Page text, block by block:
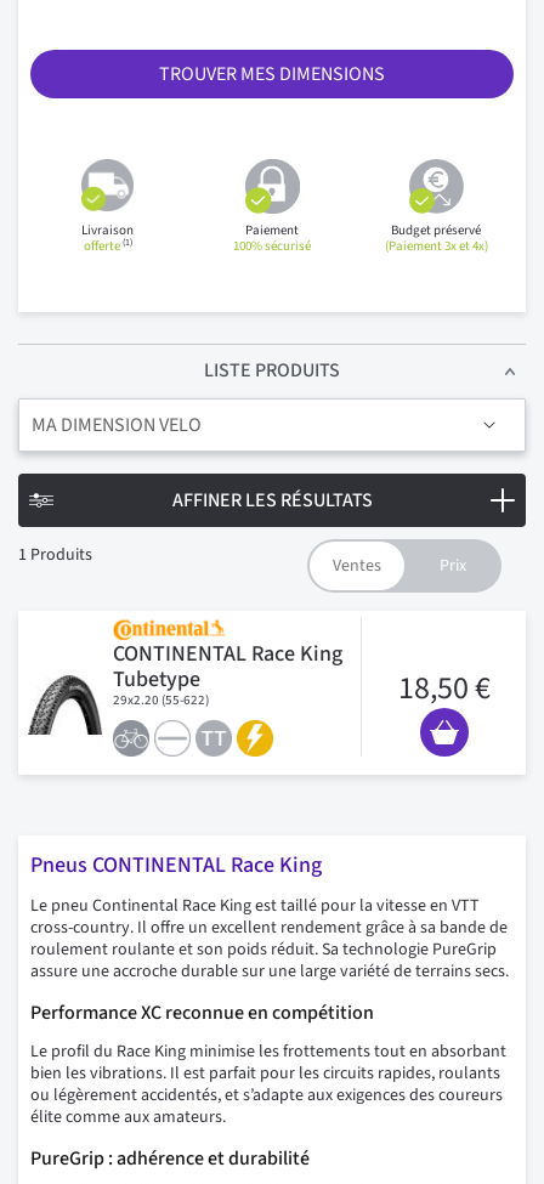
TROUVER MES DIMENSIONS
Livraison
offerte(1)
Paiement
100% sécurisé
Budget préservé
(Paiement 3x et 4x)
LISTE PRODUITS
1 Produits
CONTINENTAL Race King
Tubetype
29x2.20 (55-622) 18,50 €
MA DIMENSION VELO
AFFINER LES RÉSULTATS
Pneus CONTINENTAL Race King
Le pneu Continental Race King est taillé pour la vitesse en VTT
cross-country. Il offre un excellent rendement grâce à sa bande de
roulement roulante et son poids réduit. Sa technologie PureGrip
assure une accroche durable sur une large variété de terrains secs.
Performance XC reconnue en compétition
Le profil du Race King minimise les frottements tout en absorbant
bien les vibrations. Il est parfait pour les circuits rapides, roulants
ou légèrement accidentés, et s’adapte aux exigences des coureurs
élite comme aux amateurs.
PureGrip : adhérence et durabilité